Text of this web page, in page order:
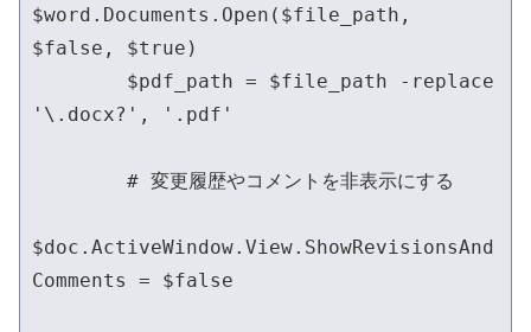
$word.Documents.Open($file_path,
$false, $true)
'\.docx?', '.pdf'
$doc.ActiveWindow.View.ShowRevisionsAnd
Comments = $false